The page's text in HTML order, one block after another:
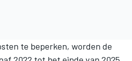
te beperken, worden de